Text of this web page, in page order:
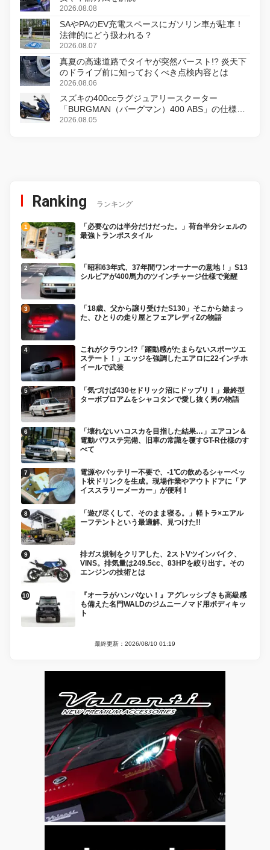
2026.08.08
SAやPAのEV充電スペースにガソリン車が駐車！
法律的にどう扱われる？
2026.08.07
真夏の高速道路でタイヤが突然バースト!? 炎天下
のドライブ前に知っておくべき点検内容とは
2026.08.06
スズキの400ccラグジュアリースクーター
「BURGMAN（バーグマン）400 ABS」の仕様を
変更し、8月18日に発売
2026.08.05
Ranking ランキング
「必要なのは半分だけだった。」荷台半分シェルの
最強トランポスタイル
「昭和63年式、37年間ワンオーナーの意地！」S13
シルビアが400馬力のツインチャージ仕様で覚醒
「18歳、父から譲り受けたS130」そこから始まっ
た、ひとりの走り屋とフェアレディZの物語
これがクラウン!?「躍動感がたまらないスポーツエ
ステート！」エッジを強調したエアロに22インチホ
イールで武装
「気づけば430セドリック沼にドップリ！」最終型
ターボブロアムをシャコタンで愛し抜く男の物語
「壊れないハコスカを目指した結果…」エアコン＆
電動パワステ完備、旧車の常識を覆すGT-R仕様のす
べて
電源やバッテリー不要で、-1℃の飲めるシャーベッ
ト状ドリンクを生成。現場作業やアウトドアに「ア
イススラリーメーカー」が便利！
「遊び尽くして、そのまま寝る。」軽トラ×エアル
ーフテントという最適解、見つけた!!
排ガス規制をクリアした、2ストVツインバイク、
VINS。排気量は249.5cc、83HPを絞り出す。その
エンジンの技術とは
『オーラがハンパない！』アグレッシブさも高級感
も備えた名門WALDのジムニーノマド用ボディキッ
ト
最終更新：2026/08/10 01:19